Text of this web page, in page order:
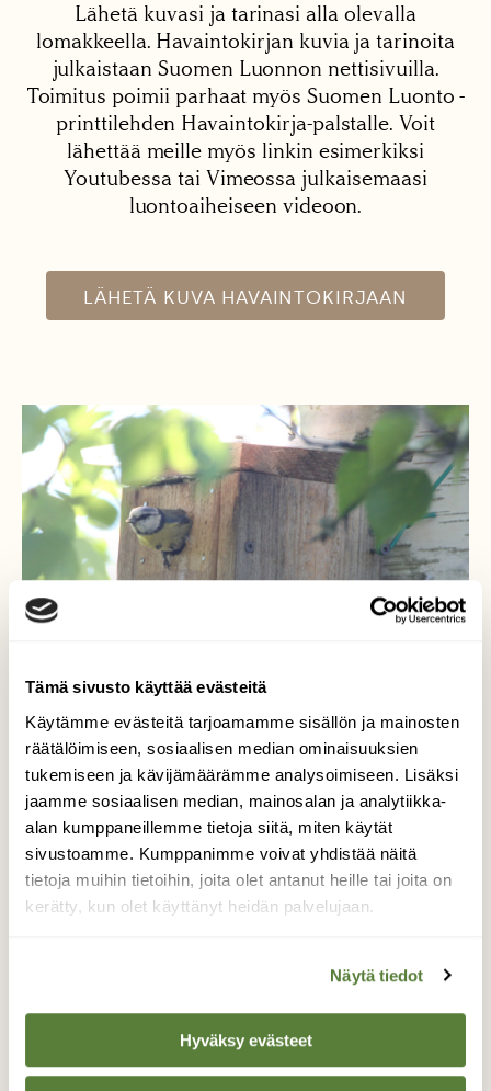
Tämä sivusto käyttää evästeitä
Käytämme evästeitä tarjoamamme sisällön ja mainosten
räätälöimiseen, sosiaalisen median ominaisuuksien
tukemiseen ja kävijämäärämme analysoimiseen. Lisäksi
jaamme sosiaalisen median, mainosalan ja analytiikka-
alan kumppaneillemme tietoja siitä, miten käytät
sivustoamme. Kumppanimme voivat yhdistää näitä
tietoja muihin tietoihin, joita olet antanut heille tai joita on
kerätty, kun olet käyttänyt heidän palvelujaan.
Näytä tiedot
Hyväksy evästeet
Lähetä kuvasi ja tarinasi alla olevalla
lomakkeella. Havaintokirjan kuvia ja tarinoita
julkaistaan Suomen Luonnon nettisivuilla.
Toimitus poimii parhaat myös Suomen Luonto -
printtilehden Havaintokirja-palstalle. Voit
lähettää meille myös linkin esimerkiksi
Youtubessa tai Vimeossa julkaisemaasi
luontoaiheiseen videoon.
LÄHETÄ KUVA HAVAINTOKIRJAAN
Pönttöpöngausta
Sinitiainen
Valokuvaaja: Kaarlo Asikainen, Iisalmi, Varpaiskylä
7.6.2026
TAKAISIN LISTAAN